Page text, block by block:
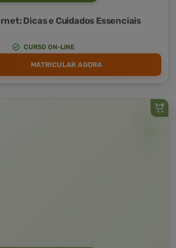
Dicas e Cuidados Essenciais
CURSO ON-LINE
MATRICULAR AGORA